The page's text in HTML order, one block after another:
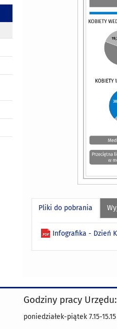
Pliki do pobrania
Infografika - Dzień
Godziny pracy Urzędu:
poniedziałek-piątek 7.15-15.15